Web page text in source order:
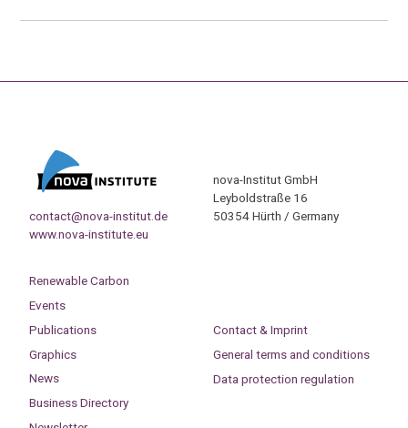
contact@nova-institut.de
www.nova-institute.eu
nova-Institut GmbH
Leyboldstraße 16
50354 Hürth / Germany
Renewable Carbon
Events
Publications
Graphics
News
Business Directory
Contact & Imprint
General terms and conditions
Data protection regulation